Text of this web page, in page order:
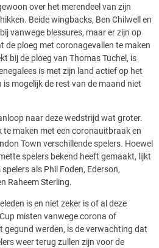
over het merendeel van zijn
Beide wingbacks, Ben Chilwell en
vanwege blessures, maar er zijn op
de ploeg met coronagevallen te maken
bij de ploeg van Thomas Tuchel, is
is met zijn land actief op het
mogelijk de rest van de maand niet
naar deze wedstrijd wat groter.
te maken met een coronauitbraak en
Town verschillende spelers. Hoewel
spelers bekend heeft gemaakt, lijkt
als Phil Foden, Ederson,
Raheem Sterling.
is en niet zeker is of al deze
misten vanwege corona of
werden, is de verwachting dat
weer terug zullen zijn voor de